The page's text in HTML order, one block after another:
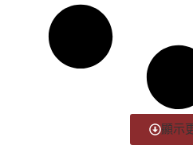
顯示